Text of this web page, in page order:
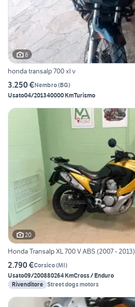
6
honda transalp 700 xl v
3.250 €Nembro(BG)
Usato04/201340000 KmTurismo
20
Honda Transalp XL 700 V ABS (2007 - 2013)
2.790 €Corsico(MI)
Usato09/200880264 KmCross / Enduro
Rivenditore Street dogs motors